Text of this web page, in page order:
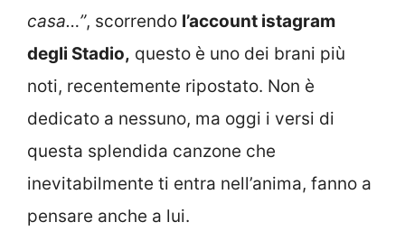
casa…”, scorrendo l’account istagram
degli Stadio, questo è uno dei brani più
noti, recentemente ripostato. Non è
dedicato a nessuno, ma oggi i versi di
questa splendida canzone che
inevitabilmente ti entra nell’anima, fanno a
pensare anche a lui.